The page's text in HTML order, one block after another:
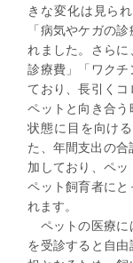
きな変化は見ら
「病気やケガの
れました。さら
診療費」「ワクチ
ており、長引くコ
ペットと向き合
状態に目を向け
た、 年間支出の合
加 しており、ペ
ペット飼育者にと
れます。
ペットの医療に
を受診すると自